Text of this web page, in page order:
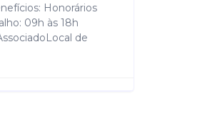
Honorários
09h às 18h
de